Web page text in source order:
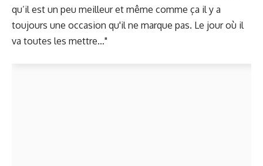
qu’il est un peu meilleur et même comme ça il y a
toujours une occasion qu'il ne marque pas. Le jour où il
va toutes les mettre…"